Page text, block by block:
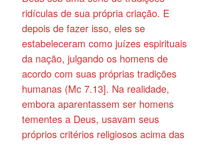
ridículas de sua própria criação. E
depois de fazer isso, eles se
estabeleceram como juízes espirituais
da nação, julgando os homens de
acordo com suas próprias tradições
humanas (Mc 7.13]. Na realidade,
embora aparentassem ser homens
tementes a Deus, usavam seus
próprios critérios religiosos acima das